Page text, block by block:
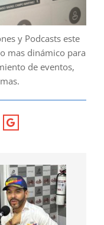
y Podcasts este
mas dinámico para
de eventos,